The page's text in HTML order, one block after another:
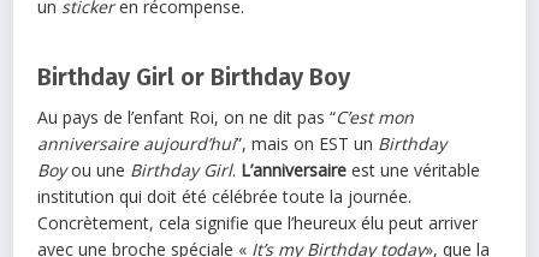
un stickeren récompense.
Birthday Girl or Birthday Boy
Au pays de l’enfant Roi, on ne dit pas “C’est mon
anniversaire aujourd’hui”, mais on EST un Birthday
Boyou une Birthday Girl. L’anniversaire est une véritable
institution qui doit été célébrée toute la journée.
Concrètement, cela signifie que l’heureux élu peut arriver
avec une broche spéciale « It’s my Birthday today», que la